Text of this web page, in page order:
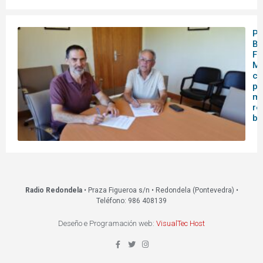
Radio Redondela• Praza Figueroa s/n • Redondela (Pontevedra) •
Teléfono: 986 408139
Deseño e Programación web: VisualTec Host